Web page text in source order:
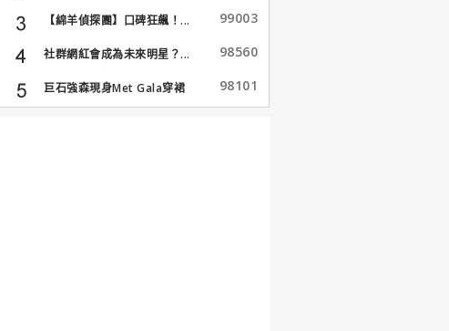
【綿羊偵探團】口碑狂飆！... 99003
社群網紅會成為未來明星？... 98560
巨石強森現身Met Gala穿裙
子...
98101